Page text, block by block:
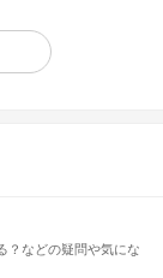
？などの疑問や気にな